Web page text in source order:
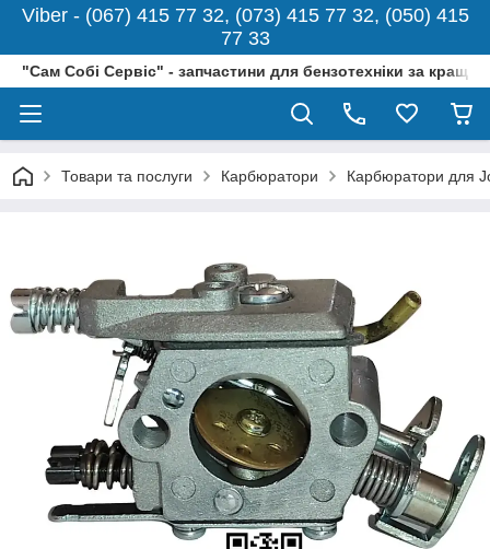
Viber - (067) 415 77 32, (073) 415 77 32, (050) 415
77 33
"Сам Собі Сервіс" - запчастини для бензотехніки за
Товари та послуги Карбюратори Карбюратори для